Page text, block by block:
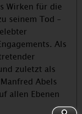
Wirken für die
seinem Tod –
Als
zuletzt als
Abels
allen Ebenen